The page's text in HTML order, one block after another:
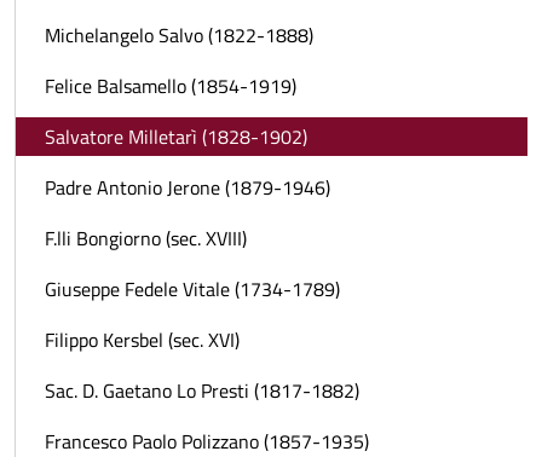
Michelangelo Salvo (1822-1888)
Felice Balsamello (1854-1919)
Salvatore Milletarì (1828-1902)
Padre Antonio Jerone (1879-1946)
F.lli Bongiorno (sec. XVIII)
Giuseppe Fedele Vitale (1734-1789)
Filippo Kersbel (sec. XVI)
Sac. D. Gaetano Lo Presti (1817-1882)
Francesco Paolo Polizzano (1857-1935)